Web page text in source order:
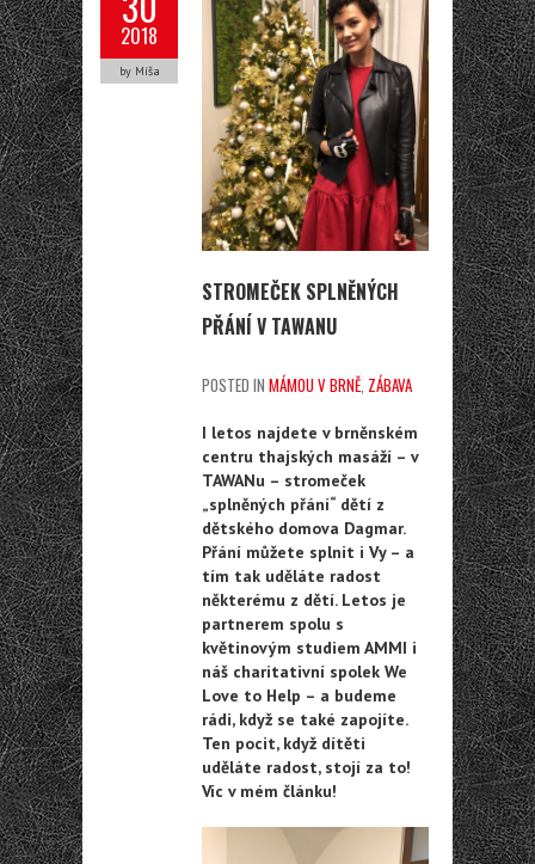
2018
by Míša
STROMEČEK SPLNĚNÝCH
PŘÁNÍ V TAWANU
POSTED IN MÁMOU V BRNĚ ZÁBAVA
I letos najdete v brněnském
centru thajských masáží – v
TAWANu – stromeček
„splněných přání“ dětí z
dětského domova Dagmar.
Přání můžete splnit i Vy – a
tím tak uděláte radost
některému z dětí. Letos je
partnerem spolu s
květinovým studiem AMMI i
náš charitativní spolek We
Love to Help – a budeme
rádi, když se také zapojíte.
Ten pocit, když dítěti
uděláte radost, stojí za to!
Víc v mém článku!